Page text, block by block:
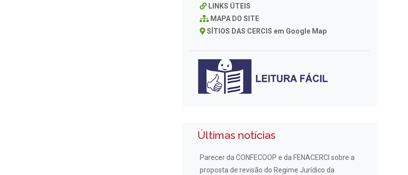
LINKS ÚTEIS
MAPA DO SITE
SÍTIOS DAS CERCIS em Google Map
Últimas notícias
Parecer da CONFECOOP e da FENACERCI sobre a
proposta de revisão do Regime Jurídico da